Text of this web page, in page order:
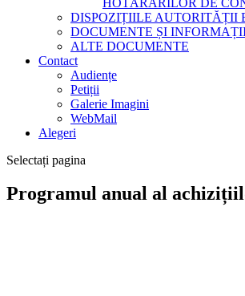
DISPOZIȚIILE AUTORITĂȚII
DOCUMENTE ȘI
ALTE DOCUMENTE
Contact
Audiențe
Petiții
Galerie Imagini
WebMail
Alegeri
Selectați pagina
Programul anual al